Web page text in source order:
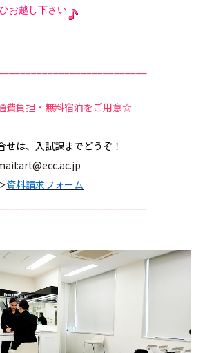
お越し下さい
費負担・無料宿泊をご用意☆
せは、入試課までどうぞ！
資料請求フォーム